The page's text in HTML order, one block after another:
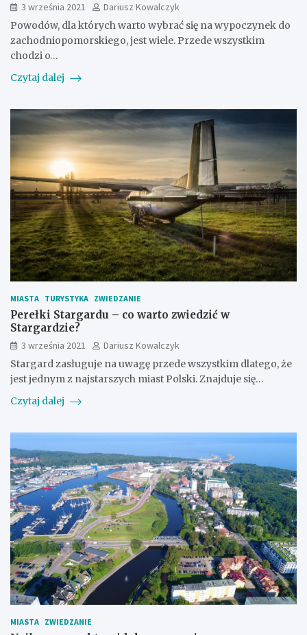
3 września 2021
Dariusz Kowalczyk
Powodów, dla których warto wybrać się na wypoczynek do
zachodniopomorskiego, jest wiele. Przede wszystkim
chodzi o…
Czytaj dalej
MIASTA TURYSTYKA ZWIEDZANIE
Perełki Stargardu – co warto zwiedzić w
Stargardzie?
3 września 2021
Dariusz Kowalczyk
Stargard zasługuje na uwagę przede wszystkim dlatego, że
jest jednym z najstarszych miast Polski. Znajduje się…
Czytaj dalej
MIASTA ZWIEDZANIE